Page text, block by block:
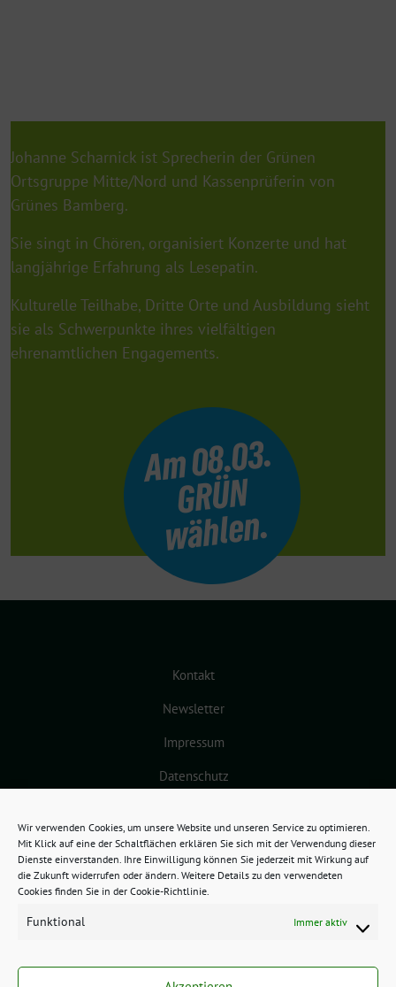
Wir verwenden Cookies, um unsere Website und unseren Service zu optimieren.
Mit Klick auf eine der Schaltflächen erklären Sie sich mit der Verwendung dieser
Dienste einverstanden. Ihre Einwilligung können Sie jederzeit mit Wirkung auf
die Zukunft widerrufen oder ändern. Weitere Details zu den verwendeten
Cookies finden Sie in der Cookie-Richtlinie.
Funktional Immer aktiv
Johanne Scharnick ist Sprecherin der Grünen
Ortsgruppe Mitte/Nord und Kassenprüferin von
Grünes Bamberg.
Sie singt in Chören, organisiert Konzerte und hat
langjährige Erfahrung als Lesepatin.
Kulturelle Teilhabe, Dritte Orte und Ausbildung sieht
sie als Schwerpunkte ihres vielfältigen
ehrenamtlichen Engagements.
A
m
0
8.
0
3.
G
R
Ü
N
w
ä
hl
e
n.
Kontakt
Newsletter
Impressum
Datenschutz
freie grüne Themesunflower‐ ein